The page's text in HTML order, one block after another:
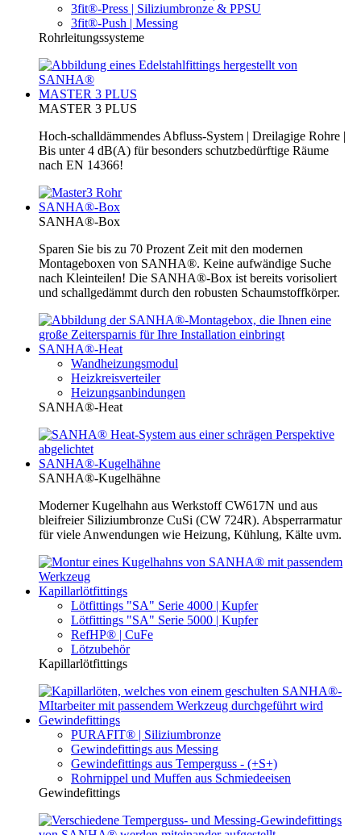
3fit®-Press | Siliziumbronze & PPSU
3fit®-Push | Messing
Rohrleitungssysteme
MASTER 3 PLUS
MASTER 3 PLUS
Hoch-schalldämmendes Abfluss-System | Dreilagige Rohre |
Bis unter 4 dB(A) für besonders schutzbedürftige Räume
nach EN 14366!
SANHA®-Box
SANHA®-Box
Sparen Sie bis zu 70 Prozent Zeit mit den modernen
Montageboxen von SANHA®. Keine aufwändige Suche
nach Kleinteilen! Die SANHA®-Box ist bereits vorisoliert
und schallgedämmt durch den robusten Schaumstoffkörper.
SANHA®-Heat
Wandheizungsmodul
Heizkreisverteiler
Heizungsanbindungen
SANHA®-Heat
SANHA®-Kugelhähne
SANHA®-Kugelhähne
Moderner Kugelhahn aus Werkstoff CW617N und aus
bleifreier Siliziumbronze CuSi (CW 724R). Absperrarmatur
für viele Anwendungen wie Heizung, Kühlung, Kälte uvm.
Kapillarlötfittings
Lötfittings "SA" Serie 4000 | Kupfer
Lötfittings "SA" Serie 5000 | Kupfer
RefHP® | CuFe
Lötzubehör
Kapillarlötfittings
Gewindefittings
PURAFIT® | Siliziumbronze
Gewindefittings aus Messing
Gewindefittings aus Temperguss - (+S+)
Rohrnippel und Muffen aus Schmiedeeisen
Gewindefittings